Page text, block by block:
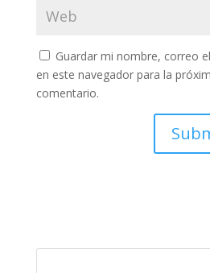
Guardar mi nombre, correo
en este navegador para la
comentario.